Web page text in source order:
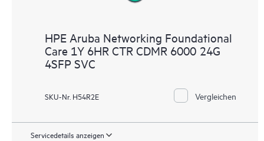
HPE Aruba Networking Foundational
Care 1Y 6HR CTR CDMR 6000 24G
4SFP SVC
SKU-Nr. H54R2E Vergleichen
Servicedetails anzeigen